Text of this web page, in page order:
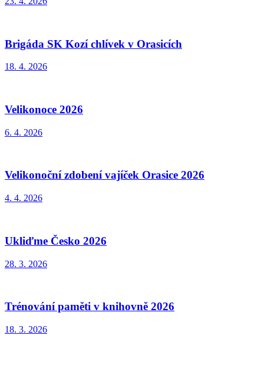
Brigáda SK Kozí chlívek v Orasicích
18. 4. 2026
Velikonoce 2026
6. 4. 2026
Velikonoční zdobení vajíček Orasice 2026
4. 4. 2026
Ukliďme Česko 2026
28. 3. 2026
Trénování paměti v knihovně 2026
18. 3. 2026